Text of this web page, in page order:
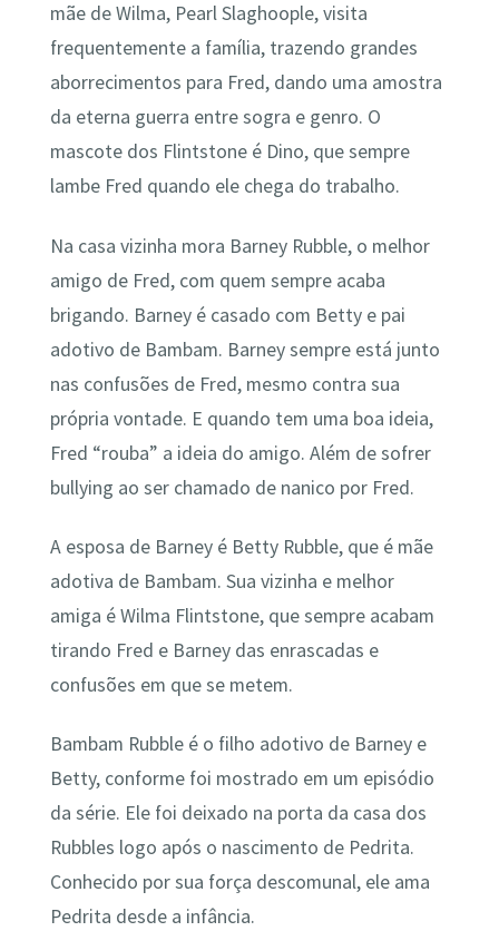
mãe de Wilma, Pearl Slaghoople, visita
frequentemente a família, trazendo grandes
aborrecimentos para Fred, dando uma amostra
da eterna guerra entre sogra e genro. O
mascote dos Flintstone é Dino, que sempre
lambe Fred quando ele chega do trabalho.
Na casa vizinha mora Barney Rubble, o melhor
amigo de Fred, com quem sempre acaba
brigando. Barney é casado com Betty e pai
adotivo de Bambam. Barney sempre está junto
nas confusões de Fred, mesmo contra sua
própria vontade. E quando tem uma boa ideia,
Fred “rouba” a ideia do amigo. Além de sofrer
bullying ao ser chamado de nanico por Fred.
A esposa de Barney é Betty Rubble, que é mãe
adotiva de Bambam. Sua vizinha e melhor
amiga é Wilma Flintstone, que sempre acabam
tirando Fred e Barney das enrascadas e
confusões em que se metem.
Bambam Rubble é o filho adotivo de Barney e
Betty, conforme foi mostrado em um episódio
da série. Ele foi deixado na porta da casa dos
Rubbles logo após o nascimento de Pedrita.
Conhecido por sua força descomunal, ele ama
Pedrita desde a infância.